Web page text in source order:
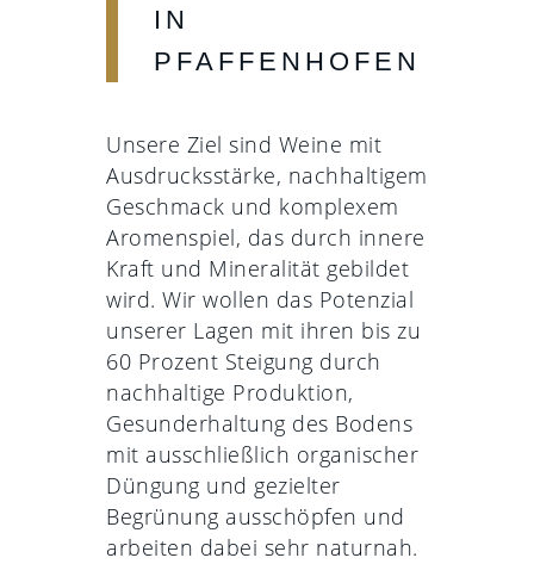
IN
PFAFFENHOFEN
Unsere Ziel sind Weine mit
Ausdrucksstärke, nachhaltigem
Geschmack und komplexem
Aromenspiel, das durch innere
Kraft und Mineralität gebildet
wird. Wir wollen das Potenzial
unserer Lagen mit ihren bis zu
60 Prozent Steigung durch
nachhaltige Produktion,
Gesunderhaltung des Bodens
mit ausschließlich organischer
Düngung und gezielter
Begrünung ausschöpfen und
arbeiten dabei sehr naturnah.